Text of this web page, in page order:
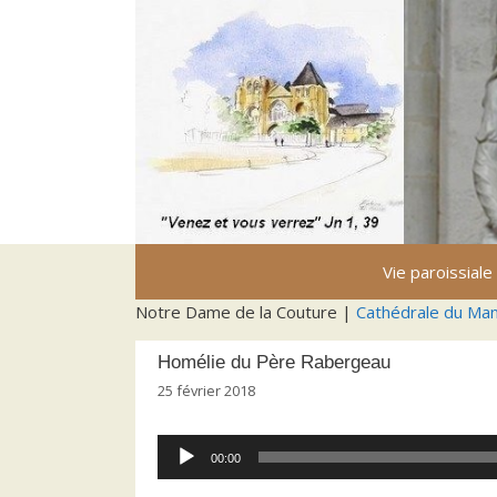
Vie paroissiale
Notre Dame de la Couture | Cathédrale du
Homélie du Père Rabergeau
25 février 2018
Lecteur
audio
00:00